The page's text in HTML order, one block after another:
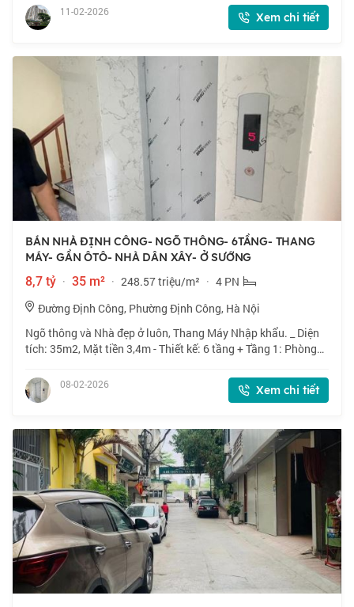
nội ngoại đầy đủ Siêu th
11-02-2026 Xem chi tiết
BÁN NHÀ ĐỊNH CÔNG- NGÕ THÔNG- 6TẦNG- THANG
MÁY- GẦN ÔTÔ- NHÀ DÂN XÂY- Ở SƯỚNG
8,7 tỷ · 35 m² · 248.57 triệu/m² · 4 PN
Đường Định Công, Phường Định Công, Hà Nội
Ngõ thông và Nhà đẹp ở luôn, Thang Máy Nhập khẩu. _ Diện
tích: 35m2, Mặt tiền 3,4m - Thiết kế: 6 tầng + Tầng 1: Phòng
+ Tầng 5: Khu thờ,
08-02-2026 Xem chi tiết